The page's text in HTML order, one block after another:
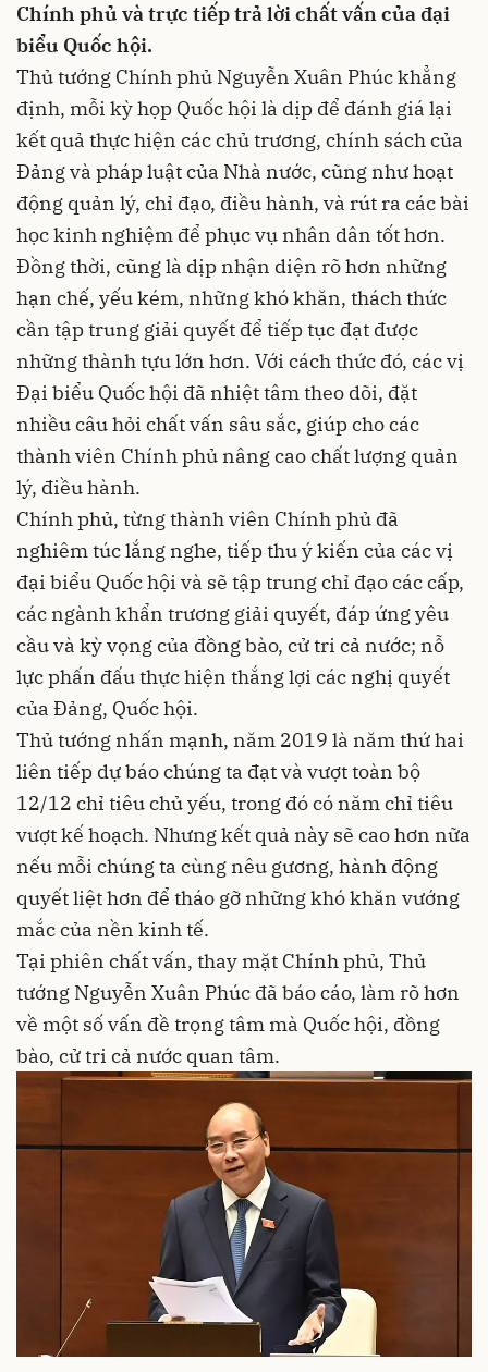
Chính phủ và trực tiếp trả lời chất vấn của đại
biểu Quốc hội.
Thủ tướng Chính phủ Nguyễn Xuân Phúc khẳng
định, mỗi kỳ họp Quốc hội là dịp để đánh giá lại
kết quả thực hiện các chủ trương, chính sách của
Đảng và pháp luật của Nhà nước, cũng như hoạt
động quản lý, chỉ đạo, điều hành, và rút ra các bài
học kinh nghiệm để phục vụ nhân dân tốt hơn.
Đồng thời, cũng là dịp nhận diện rõ hơn những
hạn chế, yếu kém, những khó khăn, thách thức
cần tập trung giải quyết để tiếp tục đạt được
những thành tựu lớn hơn. Với cách thức đó, các vị
Đại biểu Quốc hội đã nhiệt tâm theo dõi, đặt
nhiều câu hỏi chất vấn sâu sắc, giúp cho các
thành viên Chính phủ nâng cao chất lượng quản
lý, điều hành.
Chính phủ, từng thành viên Chính phủ đã
nghiêm túc lắng nghe, tiếp thu ý kiến của các vị
đại biểu Quốc hội và sẽ tập trung chỉ đạo các cấp,
các ngành khẩn trương giải quyết, đáp ứng yêu
cầu và kỳ vọng của đồng bào, cử tri cả nước; nỗ
lực phấn đấu thực hiện thắng lợi các nghị quyết
của Đảng, Quốc hội.
Thủ tướng nhấn mạnh, năm 2019 là năm thứ hai
liên tiếp dự báo chúng ta đạt và vượt toàn bộ
12/12 chỉ tiêu chủ yếu, trong đó có năm chỉ tiêu
vượt kế hoạch. Nhưng kết quả này sẽ cao hơn nữa
nếu mỗi chúng ta cùng nêu gương, hành động
quyết liệt hơn để tháo gỡ những khó khăn vướng
mắc của nền kinh tế.
Tại phiên chất vấn, thay mặt Chính phủ, Thủ
tướng Nguyễn Xuân Phúc đã báo cáo, làm rõ hơn
về một số vấn đề trọng tâm mà Quốc hội, đồng
bào, cử tri cả nước quan tâm.